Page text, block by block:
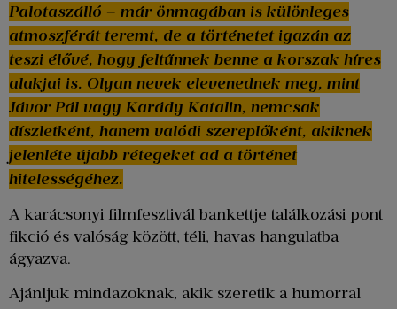
Palotaszálló – már önmagában is különleges
atmoszférát teremt, de a történetet igazán az
teszi élővé, hogy feltűnnek benne a korszak híres
alakjai is. Olyan nevek elevenednek meg, mint
Jávor Pál vagy Karády Katalin, nemcsak
díszletként, hanem valódi szereplőként, akiknek
jelenléte újabb rétegeket ad a történet
hitelességéhez.
A karácsonyi filmfesztivál bankettje találkozási pont
fikció és valóság között, téli, havas hangulatba
ágyazva.
Ajánljuk mindazoknak, akik szeretik a humorral